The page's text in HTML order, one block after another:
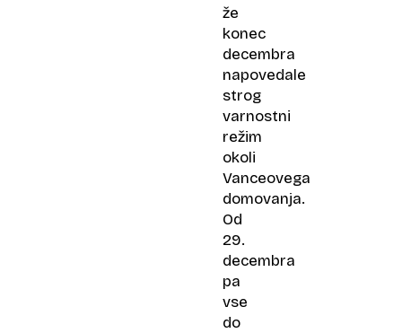
že
konec
decembra
napovedale
strog
varnostni
režim
okoli
Vanceovega
domovanja.
Od
29.
decembra
pa
vse
do